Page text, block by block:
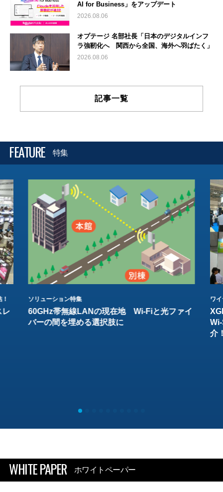
AI for Business」をアップデート
2026.08.06
オプテージ 名部社長「日本のデジタルインフ
ラ強靭化へ 関西から全国、海外へ羽ばたく」
2026.08.06
記事一覧
FEATURE 特集
レ
ソリューション特集
60GHz帯無線LANの現在地 Wi-Fiと光ファイ
バーの間を埋める選択肢に
ワ
介
WHITE PAPER ホワイトペーパー